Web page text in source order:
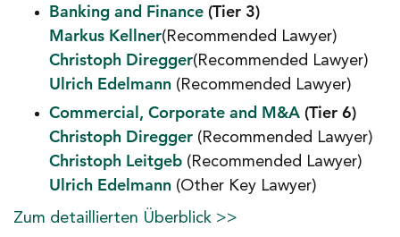
Banking and Finance (Tier 3)
Markus Kellner(Recommended Lawyer)
Christoph Diregger(Recommended Lawyer)
Ulrich Edelmann (Recommended Lawyer)
Commercial, Corporate and M&A (Tier 6)
Christoph Diregger (Recommended Lawyer)
Christoph Leitgeb (Recommended Lawyer)
Ulrich Edelmann (Other Key Lawyer)
Zum detaillierten Überblick >>